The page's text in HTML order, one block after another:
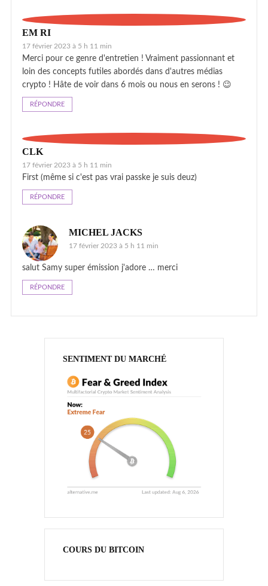
EM RI
17 février 2023 à 5 h 11 min
Merci pour ce genre d'entretien ! Vraiment passionnant et
loin des concepts futiles abordés dans d'autres médias
crypto ! Hâte de voir dans 6 mois ou nous en serons ! 😉
RÉPONDRE
CLK
17 février 2023 à 5 h 11 min
First (même si c'est pas vrai passke je suis deuz)
RÉPONDRE
MICHEL JACKS
17 février 2023 à 5 h 11 min
salut Samy super émission j'adore … merci
RÉPONDRE
SENTIMENT DU MARCHÉ
COURS DU BITCOIN